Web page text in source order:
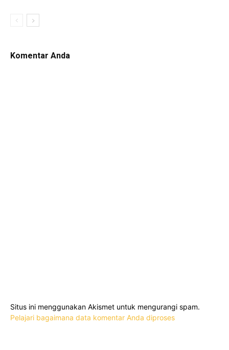
Komentar Anda
Situs ini menggunakan Akismet untuk mengurangi spam.
Pelajari bagaimana data komentar Anda diproses